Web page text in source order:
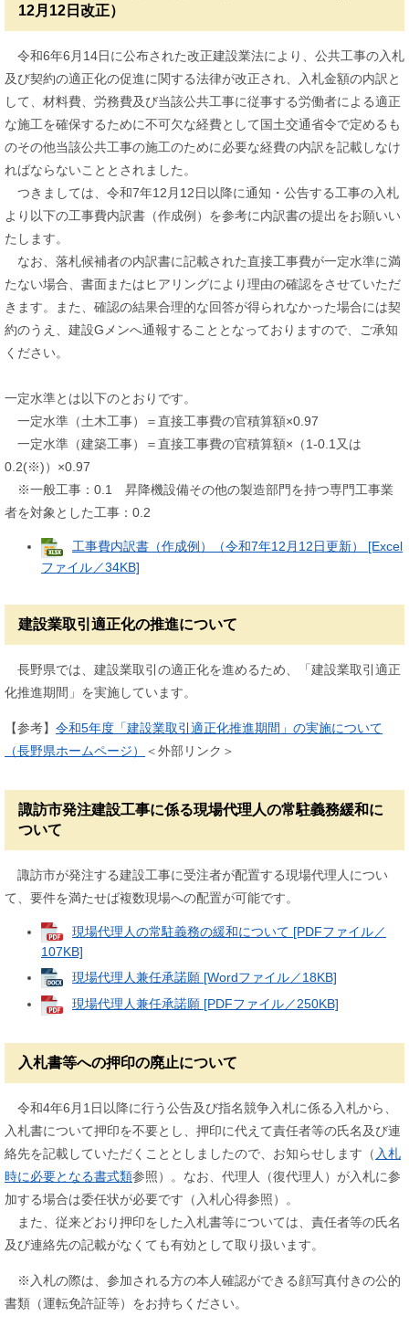
12月12日改正）
令和6年6月14日に公布された改正建設業法により、公共工事の入札
及び契約の適正化の促進に関する法律が改正され、入札金額の内訳と
して、材料費、労務費及び当該公共工事に従事する労働者による適正
な施工を確保するために不可欠な経費として国土交通省令で定めるも
のその他当該公共工事の施工のために必要な経費の内訳を記載しなけ
ればならないこととされました。
つきましては、令和7年12月12日以降に通知・公告する工事の入札
より以下の工事費内訳書（作成例）を参考に内訳書の提出をお願いい
たします。
なお、落札候補者の内訳書に記載された直接工事費が一定水準に満
たない場合、書面またはヒアリングにより理由の確認をさせていただ
きます。また、確認の結果合理的な回答が得られなかった場合には契
約のうえ、建設Gメンへ通報することとなっておりますので、ご承知
ください。
一定水準とは以下のとおりです。
一定水準（土木工事）＝直接工事費の官積算額×0.97
一定水準（建築工事）＝直接工事費の官積算額×（1-0.1又は
0.2(※)）×0.97
※一般工事：0.1 昇降機設備その他の製造部門を持つ専門工事業
者を対象とした工事：0.2
工事費内訳書（作成例）（令和7年12月12日更新） [Excel
ファイル／34KB]
建設業取引適正化の推進について
長野県では、建設業取引の適正化を進めるため、「建設業取引適正
化推進期間」を実施しています。
【参考】 令和5年度「建設業取引適正化推進期間」の実施について
（長野県ホームページ）
＜外部リンク＞
諏訪市発注建設工事に係る現場代理人の常駐義務緩和に
ついて
諏訪市が発注する建設工事に受注者が配置する現場代理人につい
て、要件を満たせば複数現場への配置が可能です。
現場代理人の常駐義務の緩和について [PDFファイル／
107KB]
現場代理人兼任承諾願 [Wordファイル／18KB]
現場代理人兼任承諾願 [PDFファイル／250KB]
入札書等への押印の廃止について
令和4年6月1日以降に行う公告及び指名競争入札に係る入札から、
入札書について押印を不要とし、押印に代えて責任者等の氏名及び連
絡先を記載していただくこととしましたので、お知らせします（ 入札
時に必要となる書式類参照）。なお、代理人（復代理人）が入札に参
加する場合は委任状が必要です（入札心得参照）。
また、従来どおり押印をした入札書等については、責任者等の氏名
及び連絡先の記載がなくても有効として取り扱います。
※入札の際は、参加される方の本人確認ができる顔写真付きの公的
書類（運転免許証等）をお持ちください。